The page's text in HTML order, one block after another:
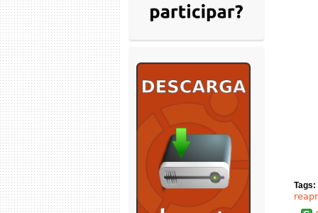
Tags: